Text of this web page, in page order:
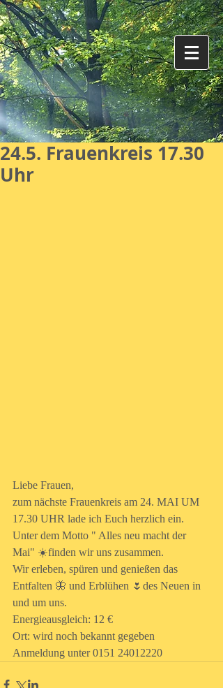
24.5. Frauenkreis 17.30
Uhr
Liebe Frauen,
zum nächste Frauenkreis am 24. MAI UM
17.30 UHR lade ich Euch herzlich ein.
Unter dem Motto " Alles neu macht der
Mai" ☀️finden wir uns zusammen.
Wir erleben, spüren und genießen das
Entfalten 🦋 und Erblühen 🌷des Neuen in
und um uns.
Energieausgleich: 12 €
Ort: wird noch bekannt gegeben
Anmeldung unter 0151 24012220